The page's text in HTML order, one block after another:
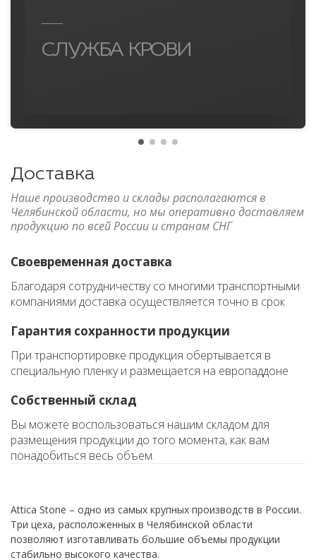
СЛУЖБА КРОВИ
Доставка
Наше производство и склады располагаются в
Челябинской области, но мы оперативно доставляем
продукцию по всей России и странам СНГ
Своевременная доставка
Благодаря сотрудничеству со многими транспортными
компаниями доставка осуществляется точно в срок
Гарантия сохранности продукции
При транспортировке продукция обертывается в
специальную пленку и размещается на европаддоне
Собственный склад
Вы можете воспользоваться нашим складом для
размещения продукции до того момента, как вам
понадобиться весь объем.
Attica Stone – одно из самых крупных производств в России.
Три цеха, расположенных в Челябинской области
позволяют изготавливать большие объемы продукции
стабильно высокого качества.